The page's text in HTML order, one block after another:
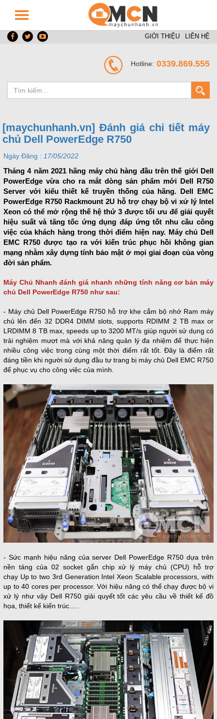
GIỚI THIỆU LIÊN HỆ
Hotline: 0339.869.555
[maychunhanh.vn] Đánh giá chi tiết máy
chủ Dell PowerEdge R750
Ngày Đăng : 17/05/2022
Tháng 4 năm 2021 hãng máy chủ hàng đầu trên thế giới Dell
PowerEdge vừa cho ra mắt dòng sản phẩm mới Dell R750
Server với kiểu thiết kế truyền thống của hãng. Dell EMC
PowerEdge R750 Rackmount 2U hỗ trợ chạy bộ vi xử lý Intel
Xeon có thể mở rộng thế hệ thứ 3 được tối ưu để giải quyết
hiệu suất và tăng tốc ứng dụng đáp ứng tốt nhu cầu công
việc của khách hàng trong thời điểm hiện nay. Máy chủ Dell
EMC R750 được tạo ra với kiến ​​trúc phục hồi không gian
mạng nhằm xây dựng tính bảo mật ở mọi giai đoạn của vòng
đời sản phẩm.
Máy Chủ Nhanh đánh giá nhanh những tính năng cơ bản máy
chủ Dell PowerEdge R750 như sau:
- Máy chủ Dell PowerEdge R750 hỗ trợ khe cắm bộ nhớ Ram máy
chủ lên đến 32 DDR4 DIMM slots, supports RDIMM 2 TB max or
LRDIMM 8 TB max, speeds up to 3200 MT/s giúp người sử dụng có
trải nghiệm mượt mà với khả năng quản lý đa nhiệm để thực hiện
nhiều công việc trong cùng một thời điểm rất tốt. Đây là điểm rất
đáng tiền khi người sử dụng đầu tư trang bị máy chủ Dell EMC R750
để phục vụ cho công việc của mình.
- Sức mạnh hiệu năng của server Dell PowerEdge R750 dựa trên
nền tảng của 02 socket gắn chip xử lý máy chủ (CPU) hỗ trợ
chạy Up to two 3rd Generation Intel Xeon Scalable processors, with
up to 40 cores per processor. Với hiệu năng có thể chạy được bộ vi
xử lý như vậy Dell R750 giải quyết tốt các yêu cầu về thiết kế đồ
họa, thiết kế kiến trúc.....